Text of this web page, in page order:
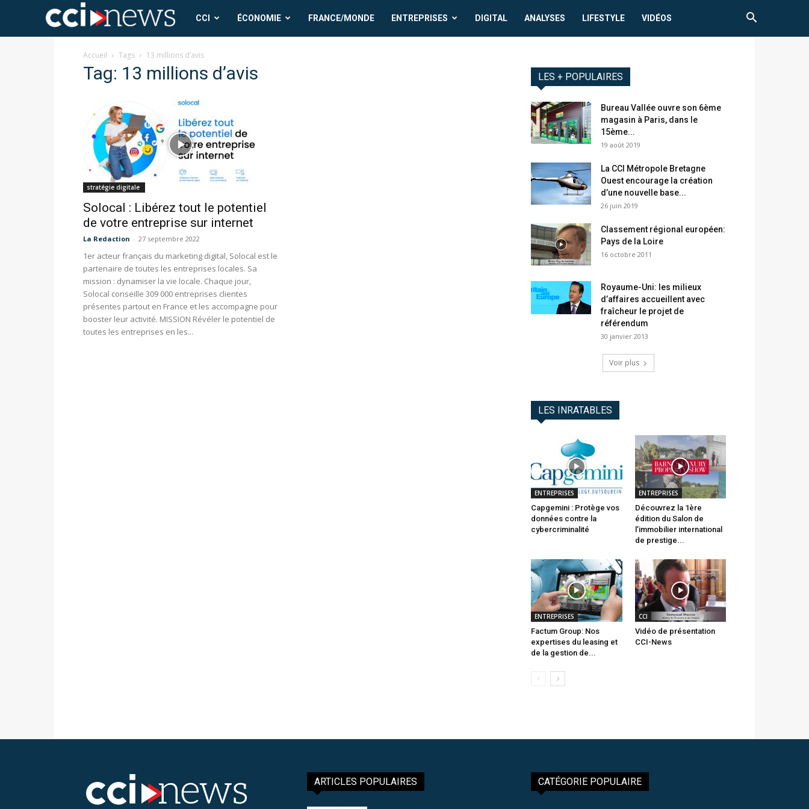
CCI
News
CCI ÉCONOMIE FRANCE/MONDE ENTREPRISES DIGITAL ANALYSES LIFESTYLE VIDÉOS
Accueil Tags 13 millions d’avis
Tag: 13 millions d’avis
stratégie digitale
Solocal : Libérez tout le potentiel
de votre entreprise sur internet
La Redaction - 27 septembre 2022
1er acteur français du marketing digital, Solocal est le
partenaire de toutes les entreprises locales. Sa
mission : dynamiser la vie locale. Chaque jour,
Solocal conseille 309 000 entreprises clientes
présentes partout en France et les accompagne pour
booster leur activité. MISSION Révéler le potentiel de
toutes les entreprises en les...
LES + POPULAIRES
Bureau Vallée ouvre son 6ème
magasin à Paris, dans le
15ème...
19 août 2019
La CCI Métropole Bretagne
Ouest encourage la création
d’une nouvelle base...
26 juin 2019
Classement régional européen:
Pays de la Loire
16 octobre 2011
Royaume-Uni: les milieux
d’affaires accueillent avec
fraîcheur le projet de
référendum
30 janvier 2013
Voir plus
LES INRATABLES
ENTREPRISES
Capgemini : Protège vos
données contre la
cybercriminalité
ENTREPRISES
Découvrez la 1ère
édition du Salon de
l’immobilier international
de prestige...
ENTREPRISES
Factum Group: Nos
expertises du leasing et
de la gestion de...
CCI
Vidéo de présentation
CCI-News
ARTICLES POPULAIRES CATÉGORIE POPULAIRE